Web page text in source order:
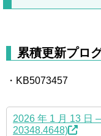
累積更新プロ
・KB5073457
2026 年 1 月 13 日
20348.4648)